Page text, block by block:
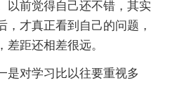
以前觉得自己还不错，其实
才真正看到自己的问题，
距还相差很远。
是对学习比以往要重视多